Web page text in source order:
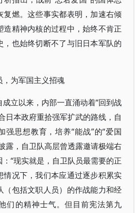
复燃。这些事实都表明，加速右倾
造精神内核的过程中，始终不肯正
，也始终切断不了与旧日本军队的
，为军国主义招魂
成立以来，内部一直涌动着“回到战
日本政府重拾强军扩武的路线，自
强思想教育，培养“能战”的“爱国
露，自卫队高层曾透露邀请极端右
“现实就是，自卫队员最需要的正
情况下，我们本应通过逐步积累实
（包括文职人员）的作战能力和经
们的精神士气。但目前宪法第九